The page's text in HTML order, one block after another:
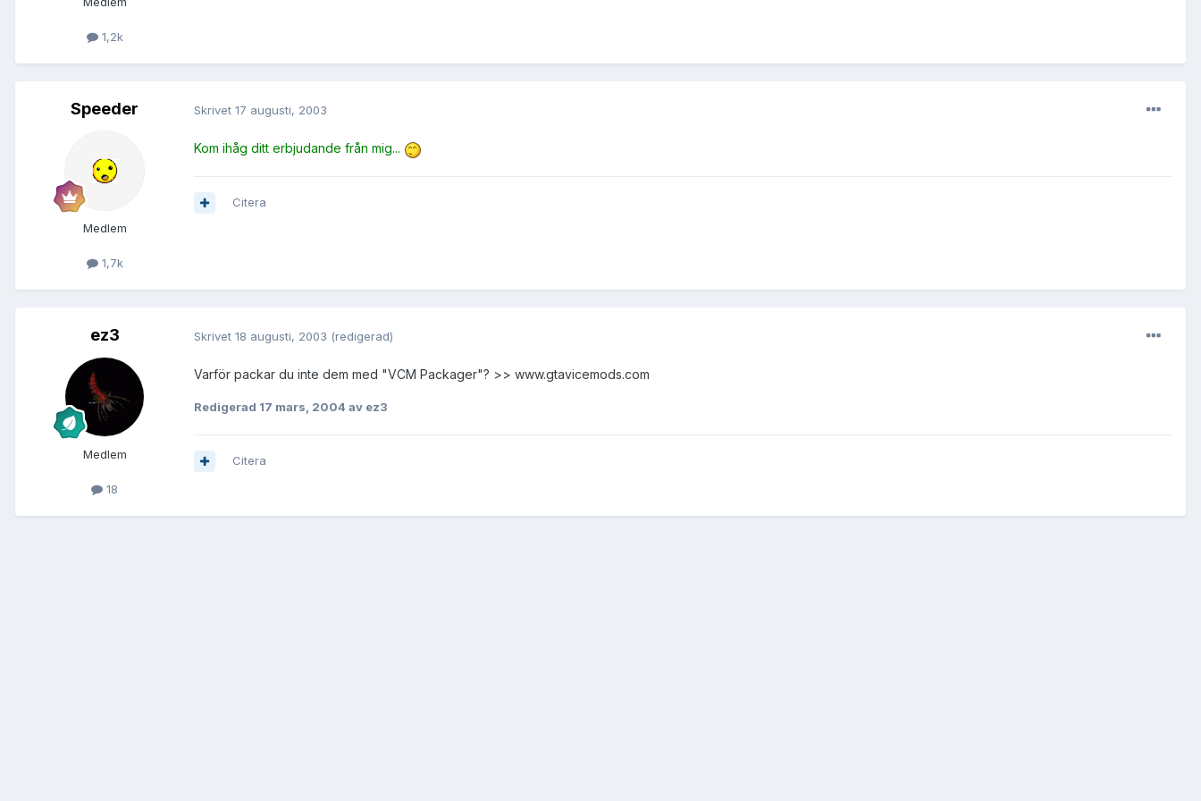
1,2k
Speeder
Medlem
1,7k
Skrivet 17 augusti, 2003
Kom ihåg ditt erbjudande från mig...
Citera
ez3
Medlem
18
Skrivet 18 augusti, 2003 (redigerad)
Varför packar du inte dem med "VCM Packager"? >> www.gtavicemods.com
Redigerad 17 mars, 2004 av ez3
Citera